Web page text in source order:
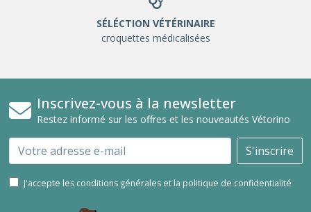
SÉLÉCTION VÉTÉRINAIRE
croquettes médicalisées
Inscrivez-vous à la newsletter
Restez informé sur les offres et les nouveautés Vétorino
Email S'inscrire
J'accepte les conditions générales et la politique de confidentialité